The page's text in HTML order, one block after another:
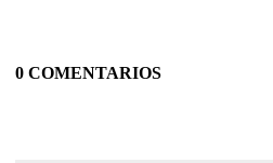
0 COMENTARIOS